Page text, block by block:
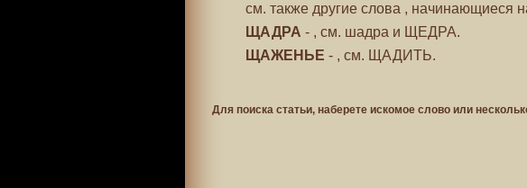
см. также другие слова , начинающиеся
ЩАДРА - , см. шадра и ЩЕДРА.
ЩАЖЕНЬЕ - , см. ЩАДИТЬ.
Для поиска статьи, наберете искомое слово или